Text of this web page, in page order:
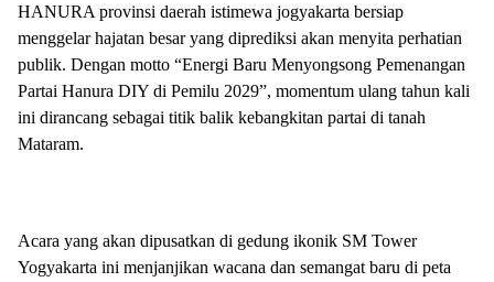
HANURA provinsi daerah istimewa jogyakarta bersiap
menggelar hajatan besar yang diprediksi akan menyita perhatian
publik. Dengan motto “Energi Baru Menyongsong Pemenangan
Partai Hanura DIY di Pemilu 2029”, momentum ulang tahun kali
ini dirancang sebagai titik balik kebangkitan partai di tanah
Mataram.
Acara yang akan dipusatkan di gedung ikonik SM Tower
Yogyakarta ini menjanjikan wacana dan semangat baru di peta